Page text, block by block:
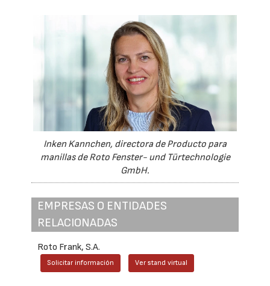
Inken Kannchen, directora de Producto para
manillas de Roto Fenster- und Türtechnologie
GmbH.
EMPRESAS O ENTIDADES
RELACIONADAS
Roto Frank, S.A.
Solicitar información Ver stand virtual